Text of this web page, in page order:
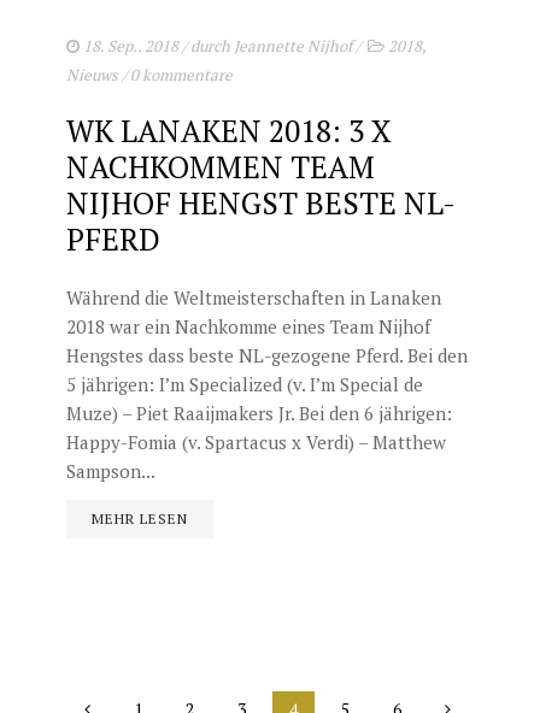
18. Sep.. 2018/ durch Jeannette Nijhof/ 2018,
Nieuws/0 kommentare
WK LANAKEN 2018: 3 X
NACHKOMMEN TEAM
NIJHOF HENGST BESTE NL-
PFERD
Während die Weltmeisterschaften in Lanaken
2018 war ein Nachkomme eines Team Nijhof
Hengstes dass beste NL-gezogene Pferd. Bei den
5 jährigen: I’m Specialized (v. I’m Special de
Muze) – Piet Raaijmakers Jr. Bei den 6 jährigen:
Happy-Fomia (v. Spartacus x Verdi) – Matthew
Sampson...
MEHR LESEN